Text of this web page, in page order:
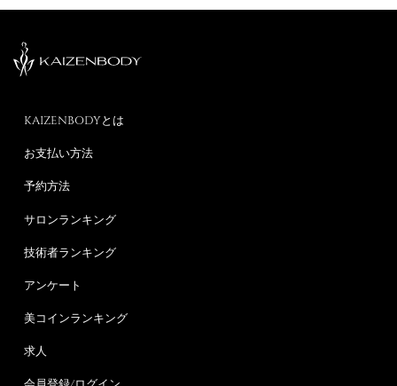
KAIZENBODYとは
お支払い方法
予約方法
サロンランキング
技術者ランキング
アンケート
美コインランキング
求人